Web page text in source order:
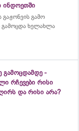
ინდოეთში
გაჟონვის გამო
ხელახლა
-
რჩევები რისი
და რისი არა?